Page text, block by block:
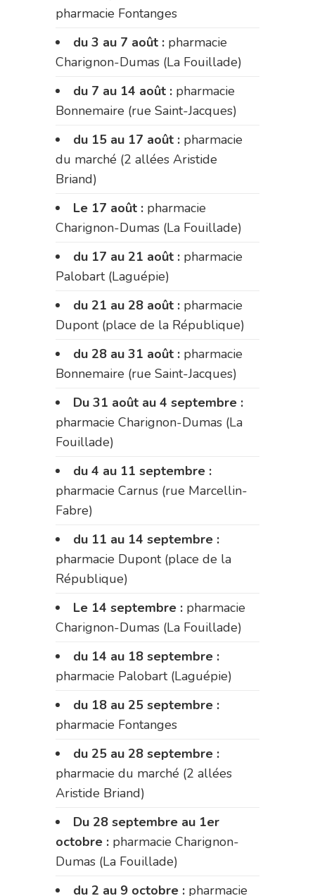
pharmacie Fontanges
du 3 au 7 août : pharmacie
Charignon-Dumas (La Fouillade)
du 7 au 14 août : pharmacie
Bonnemaire (rue Saint-Jacques)
du 15 au 17 août : pharmacie
du marché (2 allées Aristide
Briand)
Le 17 août : pharmacie
Charignon-Dumas (La Fouillade)
du 17 au 21 août : pharmacie
Palobart (Laguépie)
du 21 au 28 août : pharmacie
Dupont (place de la République)
du 28 au 31 août : pharmacie
Bonnemaire (rue Saint-Jacques)
Du 31 août au 4 septembre :
pharmacie Charignon-Dumas (La
Fouillade)
du 4 au 11 septembre :
pharmacie Carnus (rue Marcellin-
Fabre)
du 11 au 14 septembre :
pharmacie Dupont (place de la
République)
Le 14 septembre : pharmacie
Charignon-Dumas (La Fouillade)
du 14 au 18 septembre :
pharmacie Palobart (Laguépie)
du 18 au 25 septembre :
pharmacie Fontanges
du 25 au 28 septembre :
pharmacie du marché (2 allées
Aristide Briand)
Du 28 septembre au 1er
octobre : pharmacie Charignon-
Dumas (La Fouillade)
du 2 au 9 octobre : pharmacie